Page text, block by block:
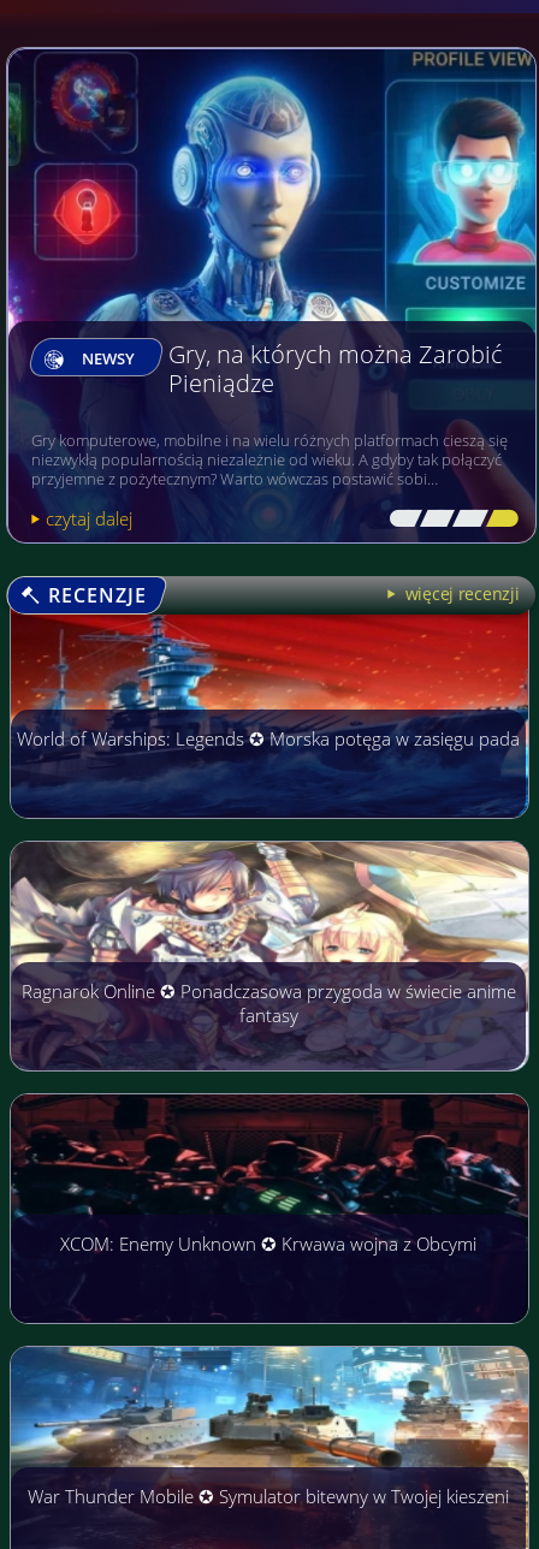
NEWSY
Gry, na których można Zarobić
Pieniądze
Gry komputerowe, mobilne i na wielu różnych platformach cieszą się
niezwykłą popularnością niezależnie od wieku. A gdyby tak połączyć
przyjemne z pożytecznym? Warto wówczas postawić sobi…
czytaj dalej [\ \\ \\ \]
RECENZJE więcej recenzji
World of Warships: Legends ✪ Morska potęga w zasięgu pada
Ragnarok Online ✪ Ponadczasowa przygoda w świecie anime
fantasy
XCOM: Enemy Unknown ✪ Krwawa wojna z Obcymi
War Thunder Mobile ✪ Symulator bitewny w Twojej kieszeni